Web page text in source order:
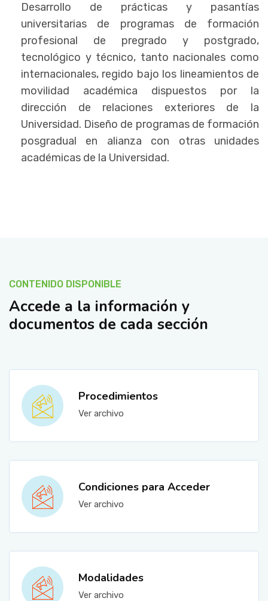
Desarrollo de prácticas y pasantías
universitarias de programas de formación
profesional de pregrado y postgrado,
tecnológico y técnico, tanto nacionales como
internacionales, regido bajo los lineamientos de
movilidad académica dispuestos por la
dirección de relaciones exteriores de la
Universidad. Diseño de programas de formación
posgradual en alianza con otras unidades
académicas de la Universidad.
CONTENIDO DISPONIBLE
Accede a la información y
documentos de cada sección
Procedimientos
Ver archivo
Condiciones para Acceder
Ver archivo
Modalidades
Ver archivo